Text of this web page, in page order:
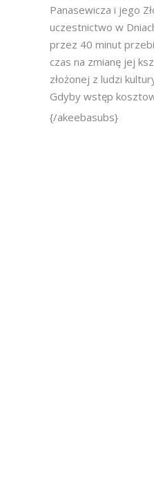
Panasewicza i jego
uczestnictwo w
przez 40 minut
czas na zmianę jej
złożonej z ludzi
Gdyby wstęp
{/akeebasubs}